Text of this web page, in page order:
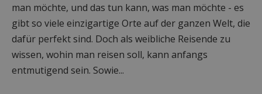
man möchte, und das tun kann, was man möchte - es
gibt so viele einzigartige Orte auf der ganzen Welt, die
dafür perfekt sind. Doch als weibliche Reisende zu
wissen, wohin man reisen soll, kann anfangs
entmutigend sein. Sowie...